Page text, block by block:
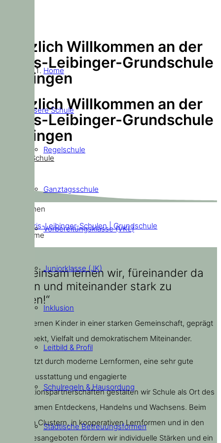
Home
Unsere Schule
Regelschule
Ganztagsschule
Vorbereitungsklasse (VKL)
Juniorklasse (JK)
Inklusion
Leitbild & Profil
Schulregeln & Hausordung
Städtische Betreuungsformen
Herzlich Willkommen an der
Doris-Leibinger-Grundschule
Ditzingen
Herzlich Willkommen an der
Doris-Leibinger-Grundschule
Ditzingen
Unsere Schule
Willkommen
Doris-Leibinger-Schulen | Grundschule
Home
„Gemeinsam lernen wir, füreinander da
zu sein und miteinander stark zu
werden!“
Bei uns lernen Kinder in einer starken Gemeinschaft, geprägt
von Respekt, Vielfalt und demokratischem Miteinander.
Unterstützt durch moderne Lernformen, eine sehr gute
digitale Ausstattung und engagierte
Kooperationspartnerschaften gestalten wir Schule als Ort des
gemeinsamen Entdeckens, Handelns und Wachsens. Beim
Lernen in Clustern, in kooperativen Lernformen und in den
Ganztagesangeboten fördern wir individuelle Stärken und ein